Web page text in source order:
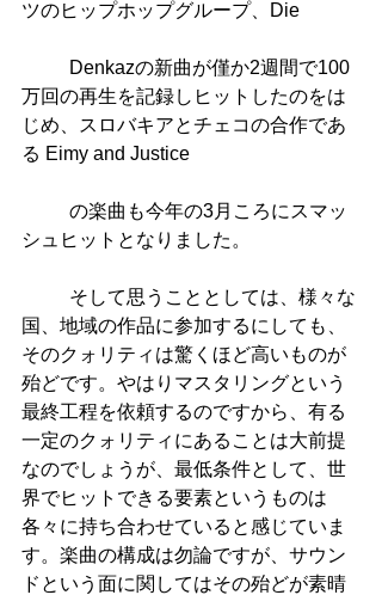
ツのヒップホップグループ、Die
万回の再生を記録しヒットしたのをは
じめ、スロバキアとチェコの合作であ
る Eimy and Justice
シュヒットとなりました。
国、地域の作品に参加するにしても、
そのクォリティは驚くほど高いものが
殆どです。やはりマスタリングという
最終工程を依頼するのですから、有る
一定のクォリティにあることは大前提
なのでしょうが、最低条件として、世
界でヒットできる要素というものは
各々に持ち合わせていると感じていま
す。楽曲の構成は勿論ですが、サウン
ドという面に関してはその殆どが素晴